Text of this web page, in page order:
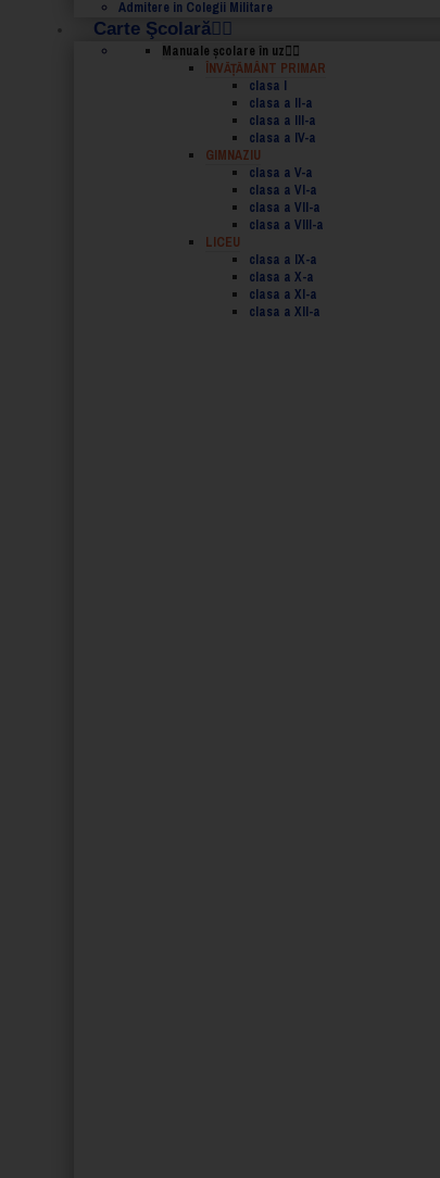
Admitere in Colegii Militare
Carte Şcolară
Manuale şcolare în uz
ÎNVĂȚĂMÂNT PRIMAR
clasa I
clasa a II-a
clasa a III-a
clasa a IV-a
GIMNAZIU
clasa a V-a
clasa a VI-a
clasa a VII-a
clasa a VIII-a
LICEU
clasa a IX-a
clasa a X-a
clasa a XI-a
clasa a XII-a